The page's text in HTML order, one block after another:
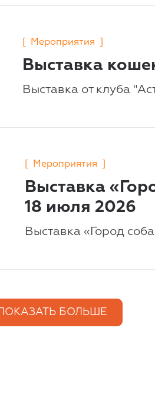
Мероприятия
Выставка
Выставка от клуба
Мероприятия
Выставка
18 июля 2026
Выставка «Город
ПОКАЗАТЬ БОЛЬШЕ